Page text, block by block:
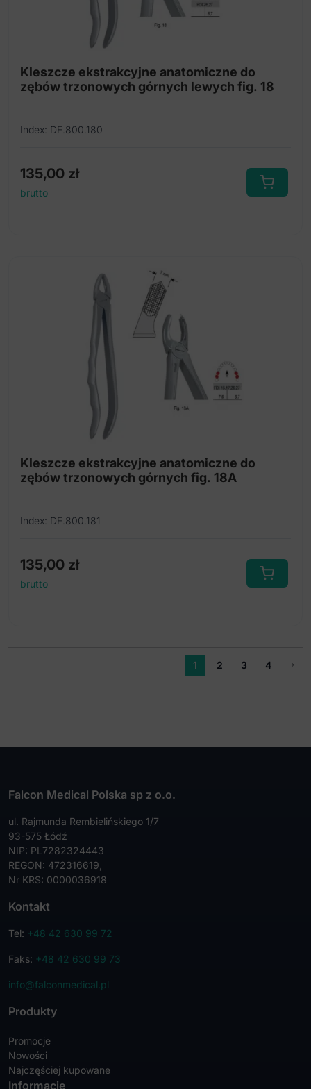
Kleszcze ekstrakcyjne anatomiczne do
zębów trzonowych górnych lewych fig. 18
Index: DE.800.180
135,00 zł
brutto
Kleszcze ekstrakcyjne anatomiczne do
zębów trzonowych górnych fig. 18A
Index: DE.800.181
135,00 zł
brutto
1 2 3 4
Falcon Medical Polska sp z o.o.
ul. Rajmunda Rembielińskiego 1/7
93-575 Łódź
NIP: PL7282324443
REGON: 472316619,
Nr KRS: 0000036918
Kontakt
Tel: +48 42 630 99 72
Faks: +48 42 630 99 73
info@falconmedical.pl
Produkty
Promocje
Nowości
Najczęściej kupowane
Informacje